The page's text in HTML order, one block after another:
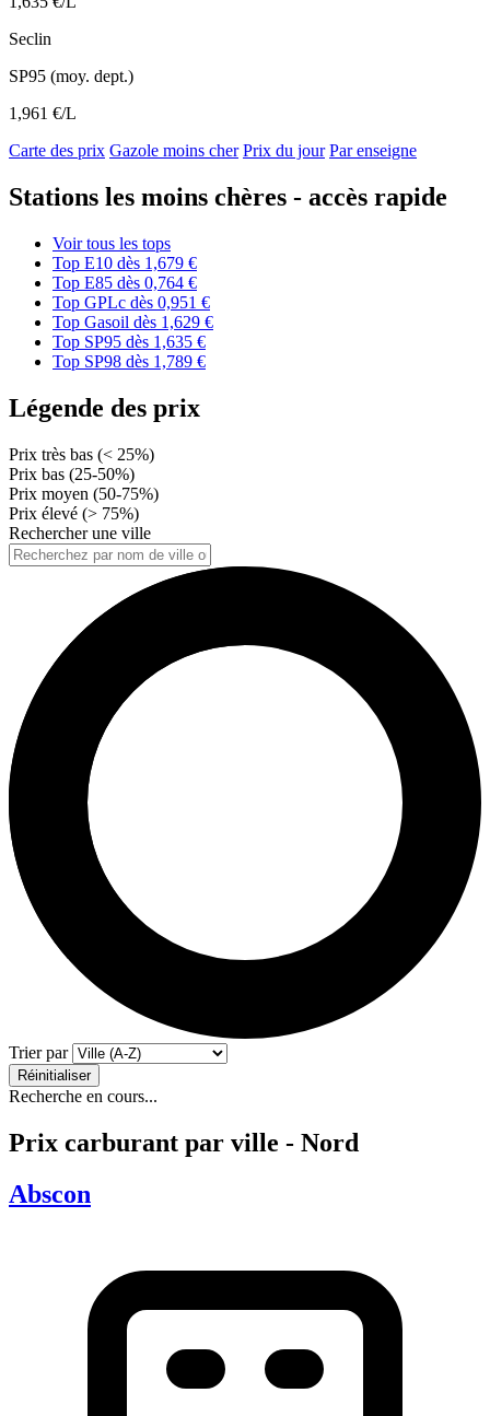
Seclin
SP95 (moy. dept.)
1,961 €/L
Carte des prix Gazole moins cher Prix du jour Par enseigne
Stations les moins chères - accès rapide
Voir tous les tops
Top E10 dès 1,679 €
Top E85 dès 0,764 €
Top GPLc dès 0,951 €
Top Gasoil dès 1,629 €
Top SP95 dès 1,635 €
Top SP98 dès 1,789 €
Légende des prix
Prix très bas (< 25%)
Prix bas (25-50%)
Prix moyen (50-75%)
Prix élevé (> 75%)
Rechercher une ville
Trier par
Réinitialiser
Recherche en cours...
Prix carburant par ville - Nord
Abscon